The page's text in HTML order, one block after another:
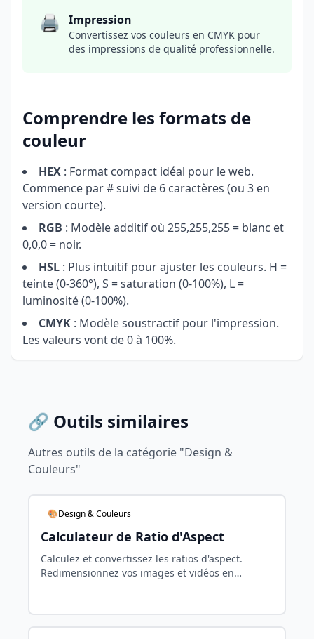
🖨️ Impression
Convertissez vos couleurs en CMYK pour
des impressions de qualité professionnelle.
Comprendre les formats de
couleur
HEX : Format compact idéal pour le web.
Commence par # suivi de 6 caractères (ou 3 en
version courte).
RGB : Modèle additif où 255,255,255 = blanc et
0,0,0 = noir.
HSL : Plus intuitif pour ajuster les couleurs. H =
teinte (0-360°), S = saturation (0-100%), L =
luminosité (0-100%).
CMYK : Modèle soustractif pour l'impression.
Les valeurs vont de 0 à 100%.
🔗 Outils similaires
Autres outils de la catégorie "Design &
Couleurs"
🎨Design & Couleurs
Calculateur de Ratio d'Aspect
Calculez et convertissez les ratios d'aspect.
Redimensionnez vos images et vidéos en